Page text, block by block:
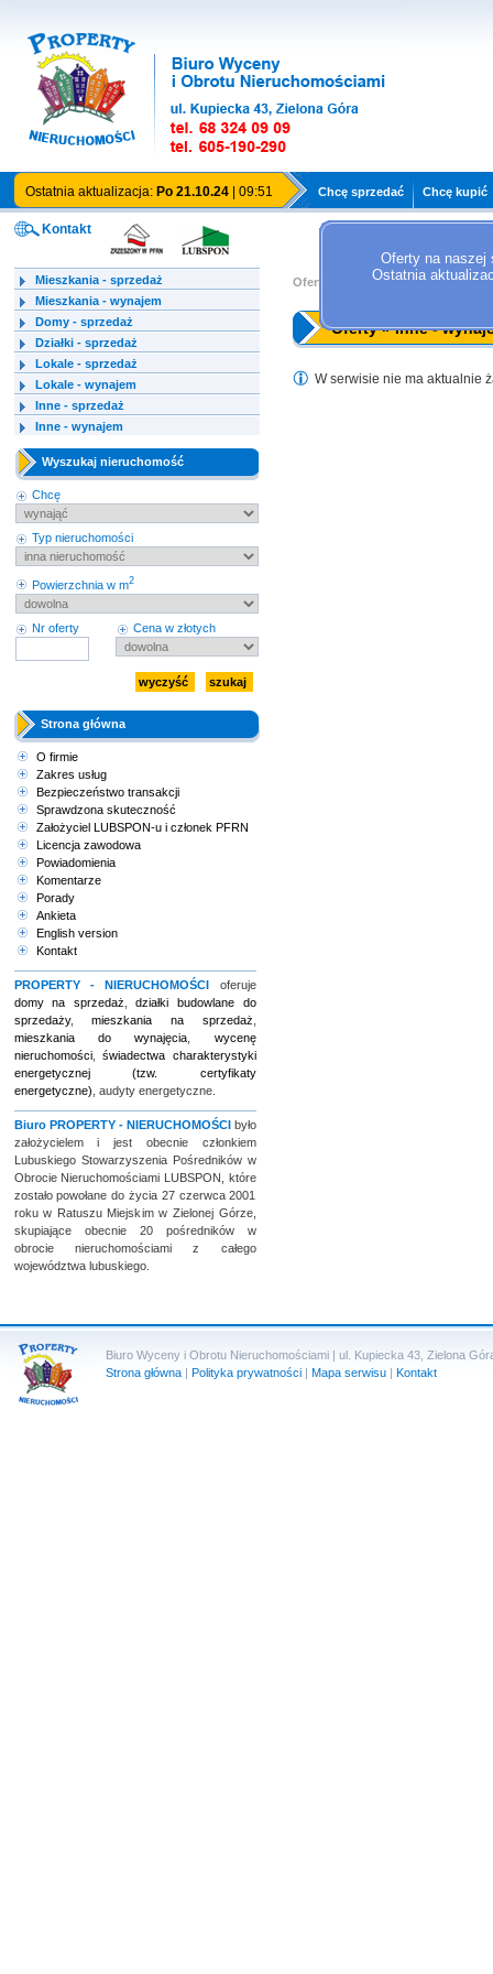
Oferty na naszej
Ostatnia
Kontakt
Mieszkania - sprzedaż
Mieszkania - wynajem
Domy - sprzedaż
Działki - sprzedaż
Lokale - sprzedaż
Lokale - wynajem
Inne - sprzedaż
Inne - wynajem
Wyszukaj nieruchomość
Chcę
Typ nieruchomości
Powierzchnia w m2
Nr oferty Cena w złotych
Strona główna
O firmie
Zakres usług
Bezpieczeństwo transakcji
Sprawdzona skuteczność
Założyciel LUBSPON-u i członek PFRN
Licencja zawodowa
Powiadomienia
Komentarze
Porady
Ankieta
English version
Kontakt
PROPERTY - NIERUCHOMOŚCI oferuje
domy na sprzedaż ,działki budowlane do
sprzedaży,mieszkania na sprzedaż
mieszkania do wynajęcia
wycenę
nieruchomości, świadectwa charakterystyki
energetycznej (tzw. certyfikaty
energetyczne) , audyty energetyczne.
Biuro PROPERTY - NIERUCHOMOŚCIbyło
założycielem i jest obecnie członkiem
Lubuskiego Stowarzyszenia Pośredników w
Obrocie Nieruchomościami LUBSPON, które
zostało powołane do życia 27 czerwca 2001
roku w Ratuszu Miejskim w Zielonej Górze,
skupiające obecnie 20 pośredników w
obrocie nieruchomościami z całego
województwa lubuskiego.
Oferty » Inne - wynajem
Oferty » Inne -
W serwisie nie ma aktualnie
Ostatnia aktualizacja: Po 21.10.24| 09:51 Chcę sprzedać Chcę kupić
Biuro Wyceny i Obrotu Nieruchomościami | ul. Kupiecka 43, Zielona
Strona główna| Polityka prywatności| Mapa serwisu| Kontakt